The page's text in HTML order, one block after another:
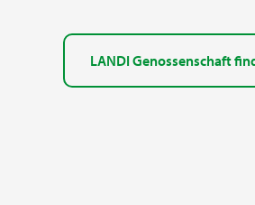
LANDI Genossenschaft